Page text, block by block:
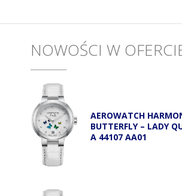
NOWOŚCI W
AEROWATCH
BUTTERFLY – LADY
A 44107 AA01